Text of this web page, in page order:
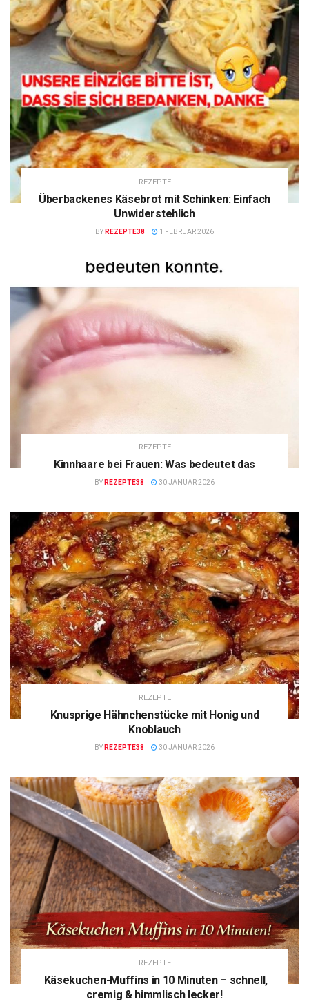
REZEPTE
Überbackenes Käsebrot mit Schinken: Einfach
Unwiderstehlich
BY REZEPTE38 1 FEBRUAR 2026
REZEPTE
Kinnhaare bei Frauen: Was bedeutet das
BY REZEPTE38 30 JANUAR 2026
REZEPTE
Knusprige Hähnchenstücke mit Honig und
Knoblauch
BY REZEPTE38 30 JANUAR 2026
REZEPTE
Käsekuchen-Muffins in 10 Minuten – schnell,
cremig & himmlisch lecker!